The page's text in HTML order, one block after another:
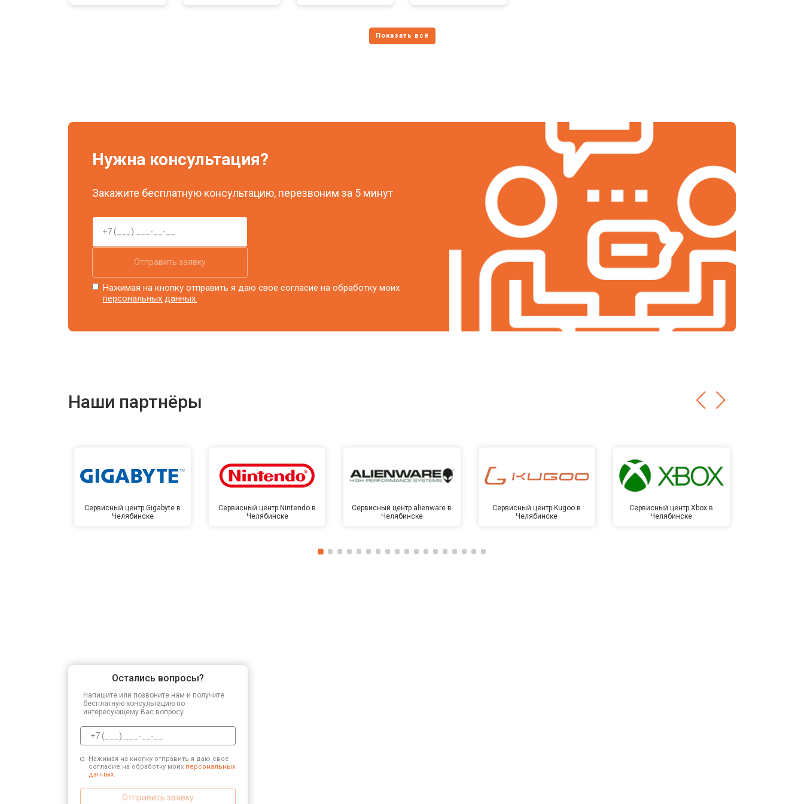
Нужна консультация?
Закажите бесплатную консультацию, перезвоним за 5 минут
Отправить заявку
Нажимая на кнопку отправить я даю свое согласие на обработку моих
персональных данных.
Наши партнёры
Сервисный центр Gigabyte в
Челябинске
Сервисный центр Nintendo в
Челябинске
Сервисный центр alienware в
Челябинске
Сервисный центр Kugoo в
Челябинске
Сервисный центр Xbox в
Челябинске
Остались вопросы?
Напишите или позвоните нам и получите
бесплатную консультацию по
интересующему Вас вопросу.
Нажимая на кнопку отправить я даю свое
согласие на обработку моих персональных
данных.
Отправить заявку